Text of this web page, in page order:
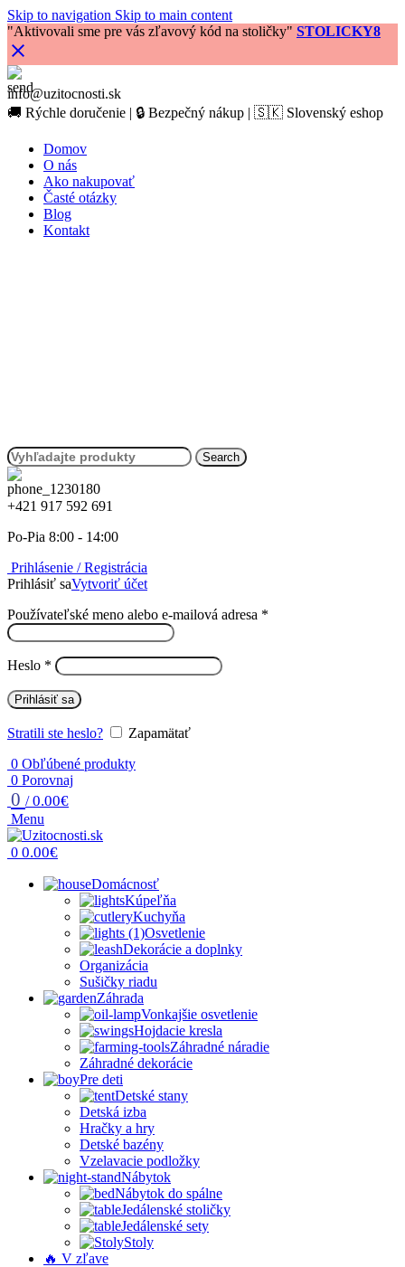
Skip to navigation Skip to main content
"Aktivovali sme pre vás zľavový kód na stoličky" STOLICKY8
info@uzitocnosti.sk
🚚 Rýchle doručenie | 🔒 Bezpečný nákup | 🇸🇰 Slovenský eshop
Domov
O nás
Ako nakupovať
Časté otázky
Blog
Kontakt
Search
+421 917 592 691
Po-Pia 8:00 - 14:00
Prihlásenie / Registrácia
Prihlásiť saVytvoriť účet
Používateľské meno alebo e-mailová adresa *
Heslo * Povinné
Prihlásiť sa
Stratili ste heslo?
Zapamätať
0 Obľúbené produkty
0 Porovnaj
0 / 0.00€
Menu
0 0.00€
Domácnosť
Kúpeľňa
Kuchyňa
Osvetlenie
Dekorácie a doplnky
Organizácia
Sušičky riadu
Záhrada
Vonkajšie osvetlenie
Hojdacie kresla
Záhradné náradie
Záhradné dekorácie
Pre deti
Detské stany
Detská izba
Hračky a hry
Detské bazény
Vzelavacie podložky
Nábytok
Nábytok do spálne
Jedálenské stoličky
Jedálenské sety
Stoly
🔥 V zľave